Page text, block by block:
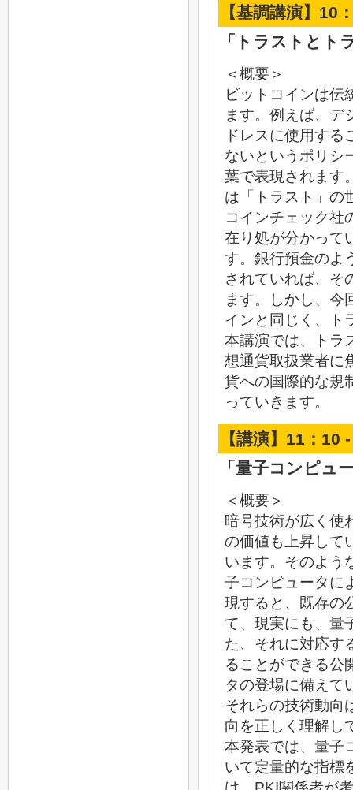
【基調講演】10
「トラストとト
＜概要＞
ビットコインは伝
ます。例えば、デ
ドレスに使用す
ないというポリシ
葉で表現されます
は「トラスト」の
コインチェック社
在り処が分かって
す。銀行預金のよ
されていれば、そ
ます。しかし、今
インと同じく、ト
本講演では、トラ
想通貨取扱業者に
貨への国際的な規
っていきます。
【講演】11：10
「量子コンピュ
＜概要＞
暗号技術が広く使
の価値も上昇して
います。そのよう
子コンピュータに
現すると、既存の
て、現実にも、量
た、それに対応す
ることができる公
タの登場に備えて
それらの技術動向
向を正しく理解し
本発表では、量子
いて定量的な指標